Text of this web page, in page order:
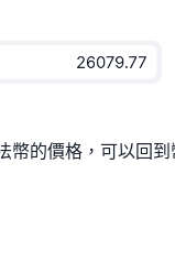
幣的價格，可以回到